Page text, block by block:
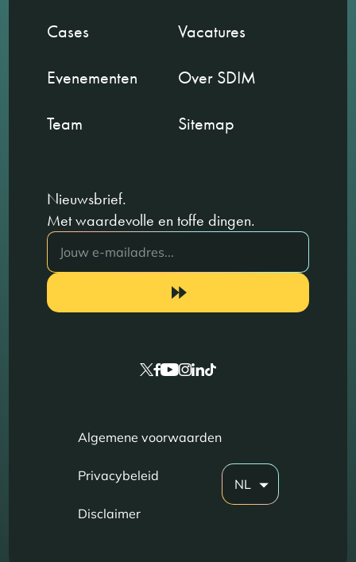
Cases
Vacatures
Evenementen
Over SDIM
Team
Sitemap
Nieuwsbrief.
Met waardevolle en toffe dingen.
Algemene voorwaarden
Privacybeleid
Disclaimer
NL